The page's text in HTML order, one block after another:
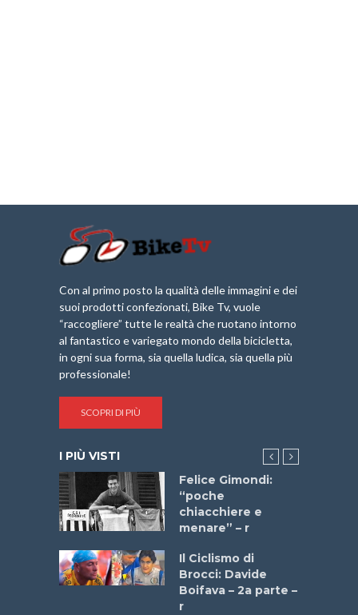
Con al primo posto la qualità delle immagini e dei
suoi prodotti confezionati, Bike Tv, vuole
“raccogliere” tutte le realtà che ruotano intorno
al fantastico e variegato mondo della bicicletta,
in ogni sua forma, sia quella ludica, sia quella più
professionale!
SCOPRI DI PIÙ
I PIÙ VISTI
Felice Gimondi:
“poche
chiacchiere e
menare” – r
Il Ciclismo di
Brocci: Davide
Boifava – 2a parte –
r